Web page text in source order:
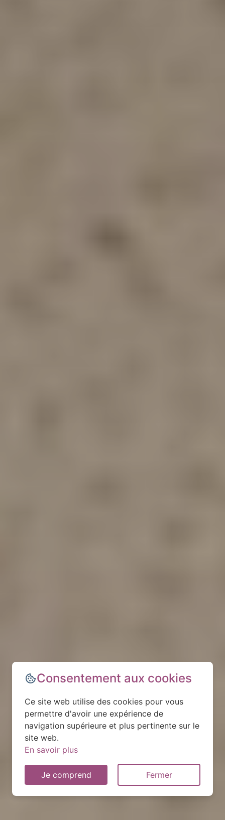
Consentement aux cookies
Ce site web utilise des cookies pour vous
permettre d'avoir une expérience de
navigation supérieure et plus pertinente sur le
site web.
En savoir plus
Je comprend Fermer